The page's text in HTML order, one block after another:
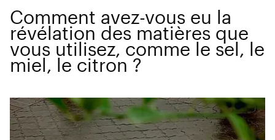
Comment avez-vous eu la
révélation des matières que
vous utilisez, comme le sel, le
miel, le citron ?